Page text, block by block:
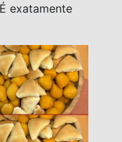
exatamente